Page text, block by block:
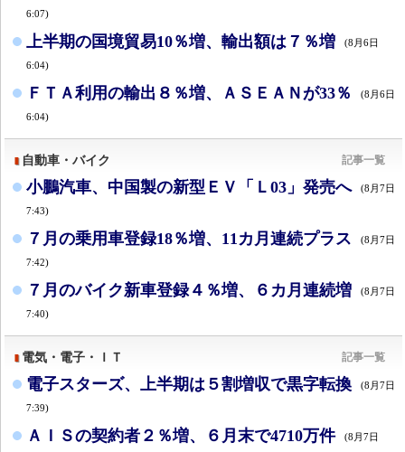
6:07)
上半期の国境貿易10％増、輸出額は７％増 (8月6日
6:04)
ＦＴＡ利用の輸出８％増、ＡＳＥＡＮが33％ (8月6日
6:04)
自動車・バイク 記事一覧
小鵬汽車、中国製の新型ＥＶ「Ｌ03」発売へ (8月7日
7:43)
７月の乗用車登録18％増、11カ月連続プラス (8月7日
7:42)
７月のバイク新車登録４％増、６カ月連続増 (8月7日
7:40)
電気・電子・ＩＴ 記事一覧
電子スターズ、上半期は５割増収で黒字転換 (8月7日
7:39)
ＡＩＳの契約者２％増、６月末で4710万件 (8月7日